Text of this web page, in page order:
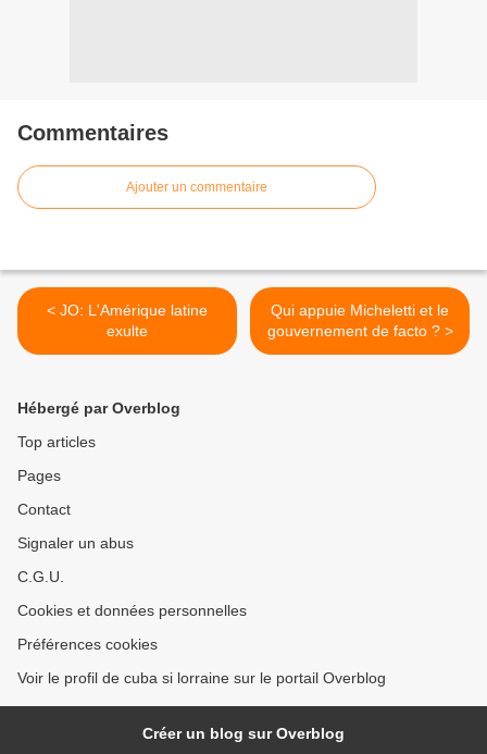
Commentaires
Ajouter un commentaire
< JO: L'Amérique latine
exulte
Qui appuie Micheletti et le
gouvernement de facto ? >
Hébergé par Overblog
Top articles
Pages
Contact
Signaler un abus
C.G.U.
Cookies et données personnelles
Préférences cookies
Voir le profil de cuba si lorraine sur le portail Overblog
Créer un blog sur Overblog